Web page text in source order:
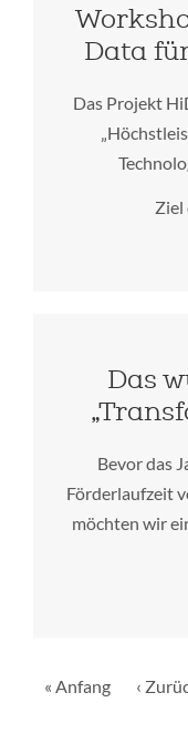
Data
Das Projekt
Ziel
Das
Bevor das
Förderlaufzeit
möchten wir
Erste
« Anfang ‹